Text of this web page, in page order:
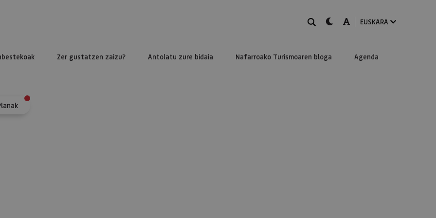
BILATUdark-mode
A-modeEUSKARA
Zer gustatzen zaizu? Antolatu zure bidaia Nafarroako Turismoaren bloga Agenda